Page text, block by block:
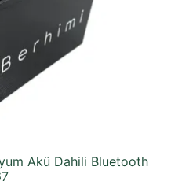
Akü Dahili Bluetooth